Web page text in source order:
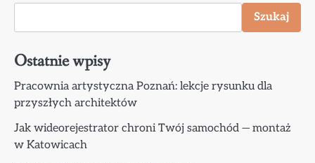
Szukaj
Ostatnie wpisy
Pracownia artystyczna Poznań: lekcje rysunku dla
przyszłych architektów
Jak wideorejestrator chroni Twój samochód — montaż
w Katowicach